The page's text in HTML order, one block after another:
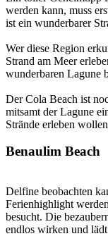
werden kann, muss
ist ein wunderbarer
Wer diese Region
Strand am Meer
wunderbaren Lagune
Der Cola Beach ist
mitsamt der Lagune
Strände erleben
Benaulim Beach
Delfine beobachten
Ferienhighlight
besucht. Die
endlos wirken und